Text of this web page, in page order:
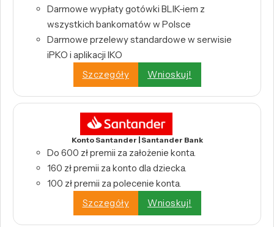
Darmowe wypłaty gotówki BLIK-iem z
wszystkich bankomatów w Polsce
Darmowe przelewy standardowe w serwisie
iPKO i aplikacji IKO
Szczegóły
Wnioskuj!
Konto Santander | Santander Bank
Do 600 zł premii za założenie konta.
160 zł premii za konto dla dziecka.
100 zł premii za polecenie konta.
Szczegóły
Wnioskuj!